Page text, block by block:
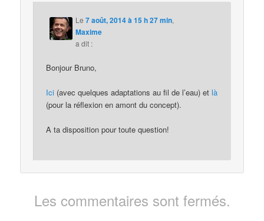
Le7 août, 2014 à 15 h 27 min,
Maxime
a dit :
Bonjour Bruno,
Ici (avec quelques adaptations au fil de l’eau) etlà
(pour la réflexion en amont du concept).
A ta disposition pour toute question!
Les commentaires sont fermés.